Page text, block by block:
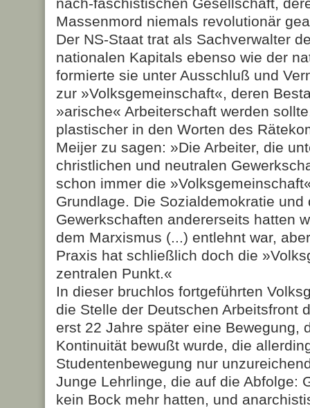
Massenmord niemals revolutionär
Der NS-Staat trat als Sachverwalter
nationalen Kapitals ebenso wie der
formierte sie unter Ausschluß und
zur »Volksgemeinschaft«, deren
»arische« Arbeiterschaft werden
plastischer in den Worten des
Meijer zu sagen: »Die Arbeiter, die
christlichen und neutralen
schon immer die
Grundlage. Die Sozialdemokratie und
Gewerkschaften andererseits hatten
dem Marxismus (...) entlehnt war,
Praxis hat schließlich doch die
zentralen Punkt.«
In dieser bruchlos fortgeführten
die Stelle der Deutschen Arbeitsfront
erst 22 Jahre später eine Bewegung,
Kontinuität bewußt wurde, die
Studentenbewegung nur
Junge Lehrlinge, die auf die Abfolge:
kein Bock mehr hatten, und